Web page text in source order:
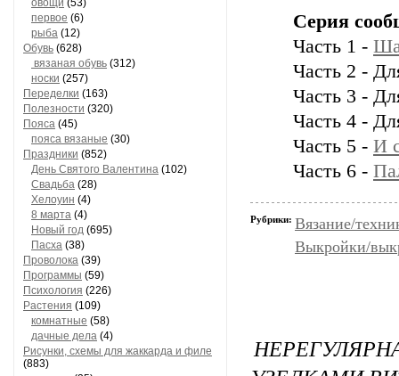
овощи (53)
первое (6)
рыба (12)
Обувь (628)
вязаная обувь (312)
носки (257)
Переделки (163)
Полезности (320)
Пояса (45)
пояса вязаные (30)
Праздники (852)
День Святого Валентина (102)
Свадьба (28)
Хелоуин (4)
8 марта (4)
Новый год (695)
Пасха (38)
Проволока (39)
Программы (59)
Психология (226)
Растения (109)
комнатные (58)
дачные дела (4)
Рисунки, схемы для жаккарда и филе
(883)
Серия
Часть 1 -
Часть 2 -
Часть 3 -
Часть 4 -
Часть 5 - И
Часть 6 -
Рубрики: Вязание/
Выкройки/